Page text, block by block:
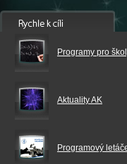
Programy pro
Aktuality AK
Programový